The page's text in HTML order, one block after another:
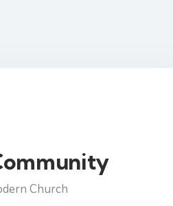
Church